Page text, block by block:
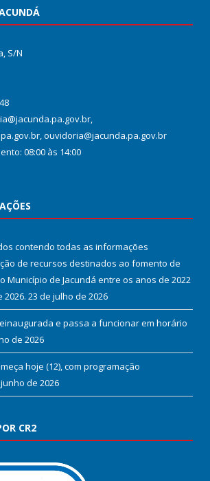
S/N
ouvidoria@jacunda.pa.gov.br
08:00 às 14:00
contendo todas as informações
de recursos destinados ao fomento de
Município de Jacundá entre os anos de 2022
23 de julho de 2026
e passa a funcionar em horário
de 2026
hoje (12), com programação
de 2026
CR2